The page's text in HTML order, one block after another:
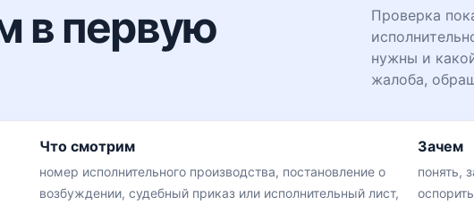
в первую
Проверка
нужны и
жалоба,
Что смотрим
номер исполнительного производства, постановление о
возбуждении, судебный приказ или исполнительный лист,
Зачем
понять,